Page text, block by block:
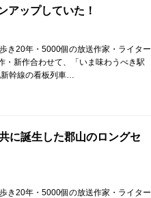
アップしていた！
き20年・5000個の放送作家・ライター
・新作合わせて、「いま味わうべき駅
幹線の看板列車…
に誕生した郡山のロングセ
き20年・5000個の放送作家・ライター